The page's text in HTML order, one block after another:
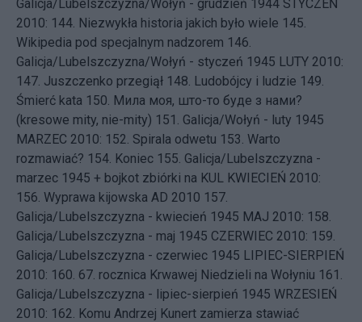
Galicja/Lubelszczyzna/Wołyń - grudzień 1944 STYCZEŃ
2010: 144. Niezwykła historia jakich było wiele 145.
Wikipedia pod specjalnym nadzorem 146.
Galicja/Lubelszczyzna/Wołyń - styczeń 1945 LUTY 2010:
147. Juszczenko przegiął 148. Ludobójcy i ludzie 149.
Śmierć kata 150. Мила моя, што-то буде з нами?
(kresowe mity, nie-mity) 151. Galicja/Wołyń - luty 1945
MARZEC 2010: 152. Spirala odwetu 153. Warto
rozmawiać? 154. Koniec 155. Galicja/Lubelszczyzna -
marzec 1945 + bojkot zbiórki na KUL KWIECIEŃ 2010:
156. Wyprawa kijowska AD 2010 157.
Galicja/Lubelszczyzna - kwiecień 1945 MAJ 2010: 158.
Galicja/Lubelszczyzna - maj 1945 CZERWIEC 2010: 159.
Galicja/Lubelszczyzna - czerwiec 1945 LIPIEC-SIERPIEŃ
2010: 160. 67. rocznica Krwawej Niedzieli na Wołyniu 161.
Galicja/Lubelszczyzna - lipiec-sierpień 1945 WRZESIEŃ
2010: 162. Komu Andrzej Kunert zamierza stawiać